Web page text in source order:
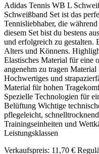
Adidas Tennis WB L
Schweißband Set ist das
Tennisliebhaber, die
diesem Set bist du bestens
und erfolgreich zu gestalten.
Alters und Könnens.
Elastisches Material für eine
angenehm zu tragen
Hochwertiges und
Material für hohen
Spezielle Technologien für
Belüftung Wichtige
pflegeleicht,
Trainingseinheiten und
Leistungsklassen
Verkaufspreis: 11,70 €